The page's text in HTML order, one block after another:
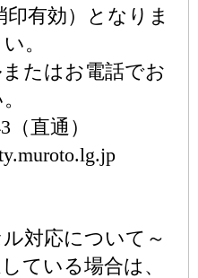
印有効）となりま
。
たはお電話でお
直通）
対応について～
ている場合は、